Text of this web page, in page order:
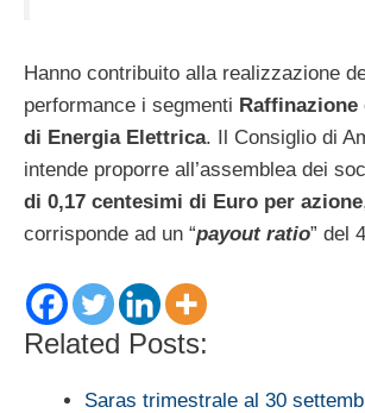
Hanno contribuito alla realizzazione
performance i segmenti Raffinazione
di Energia Elettrica. Il Consiglio di
intende proporre all’assemblea dei
di 0,17 centesimi di Euro per azione
corrisponde ad un “payout ratio” del
Related Posts:
Saras trimestrale al 30